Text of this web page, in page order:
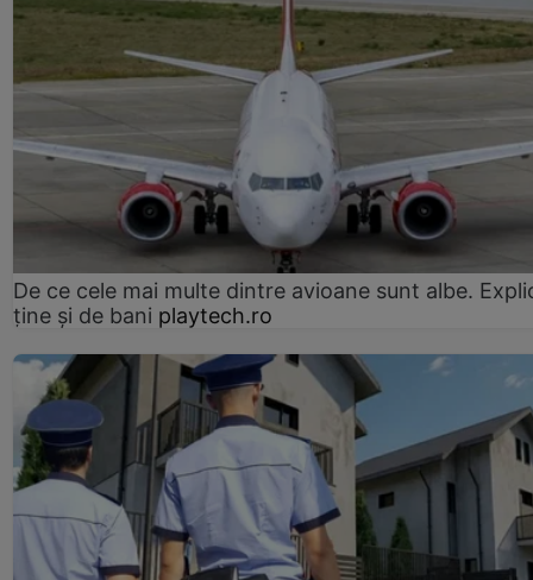
De ce cele mai multe dintre avioane sunt albe.
ține și de bani playtech.ro